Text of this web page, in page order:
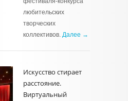
любительских
творческих
коллективов. Далее →
Искусство стирает
расстояние.
Виртуальный